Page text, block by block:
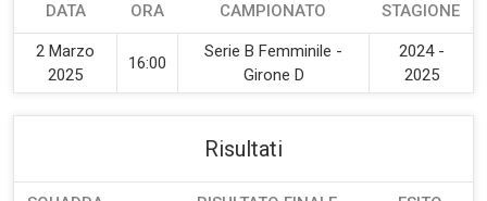
DATA ORA CAMPIONATO STAGIONE
2 Marzo
2025
16:00
Serie B Femminile -
Girone D
2024 -
2025
Risultati